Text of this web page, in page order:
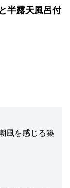
半露天風呂付
風を感じる築